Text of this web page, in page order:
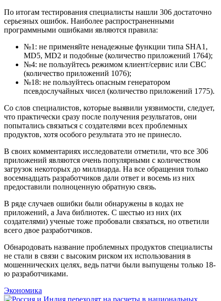
По итогам тестирования специалисты нашли 306 достаточно
серьезных ошибок. Наиболее распространенными
программными ошибками являются правила:
№1: не применяйте ненадежные функции типа SHA1,
MD5, MD2 и подобные (количество приложений 1764);
№4: не пользуйтесь режимом клиент/сервис или СВС
(количество приложений 1076);
№18: не пользуйтесь опасным генератором
псевдослучайных чисел (количество приложений 1775).
Со слов специалистов, которые выявили уязвимости, следует,
что практически сразу после получения результатов, они
попытались связаться с создателями всех проблемных
продуктов, хотя особого результата это не принесло.
В своих комментариях исследователи отметили, что все 306
приложений являются очень популярными с количеством
загрузок некоторых до миллиарда. На все обращения только
восемнадцать разработчиков дали ответ и восемь из них
предоставили полноценную обратную связь.
В ряде случаев ошибки были обнаружены в кодах не
приложений, а Java библиотек. С шестью из них (их
создателями) ученые тоже пробовали связаться, но ответили
всего двое разработчиков.
Обнародовать название проблемных продуктов специалисты
не стали в связи с высоким риском их использования в
мошеннических целях, ведь патчи были выпущены только 18-
ю разработчиками.
Экономика